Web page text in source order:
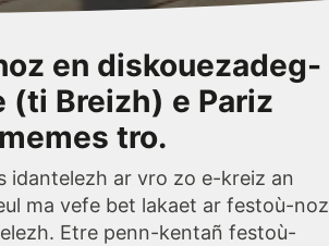
en diskouezadeg-
(ti Breizh) e Pariz
tro.
idantelezh ar vro zo e-kreiz an
ma vefe bet lakaet ar festoù-noz
Etre penn-kentañ festoù-